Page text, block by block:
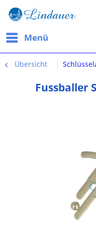
Menü
Übersicht
Fussballer